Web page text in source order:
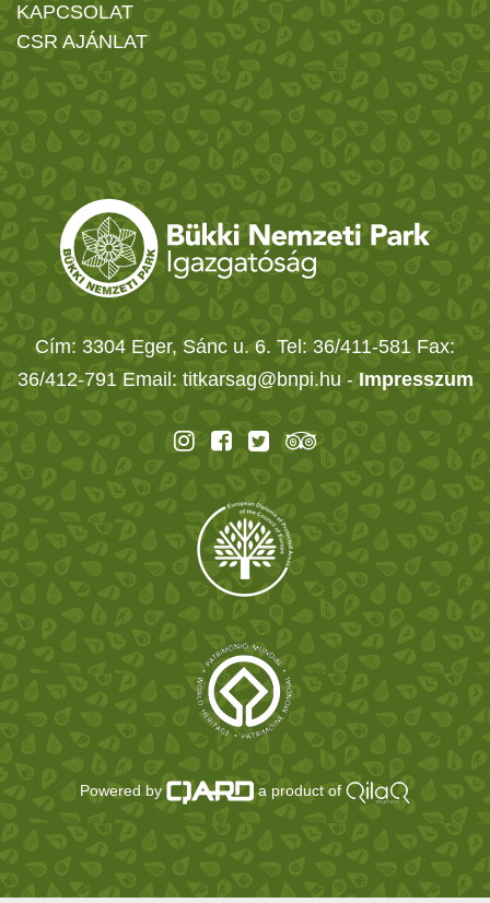
KAPCSOLAT
CSR AJÁNLAT
Cím: 3304 Eger, Sánc u. 6. Tel: 36/411-581 Fax:
36/412-791 Email: titkarsag@bnpi.hu - Impresszum
Powered by a product of